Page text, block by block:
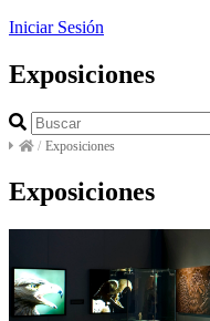
Iniciar Sesión
Exposiciones
/ Exposiciones
Exposiciones